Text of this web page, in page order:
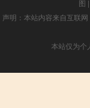
图 |
声明：本站内容来自互联
本站仅为个